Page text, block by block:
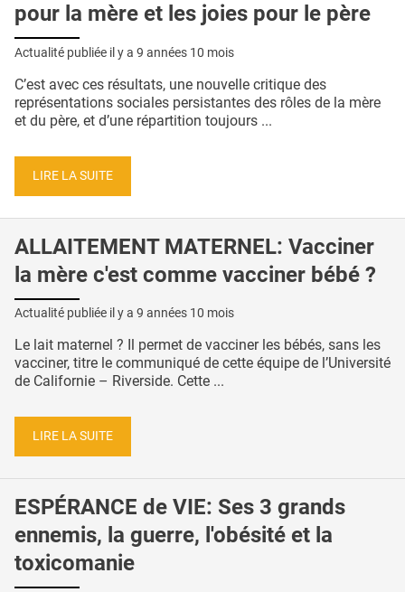
pour la mère et les joies pour le père
Actualité publiée il y a 9 années 10 mois
C’est avec ces résultats, une nouvelle critique des
représentations sociales persistantes des rôles de la mère
et du père, et d’une répartition toujours ...
LIRE LA SUITE
ALLAITEMENT MATERNEL: Vacciner
la mère c'est comme vacciner bébé ?
Actualité publiée il y a 9 années 10 mois
Le lait maternel ? Il permet de vacciner les bébés, sans les
vacciner, titre le communiqué de cette équipe de l’Université
de Californie – Riverside. Cette ...
LIRE LA SUITE
ESPÉRANCE de VIE: Ses 3 grands
ennemis, la guerre, l'obésité et la
toxicomanie